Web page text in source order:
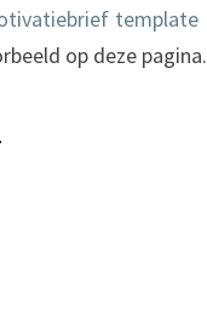
template
op deze pagina.